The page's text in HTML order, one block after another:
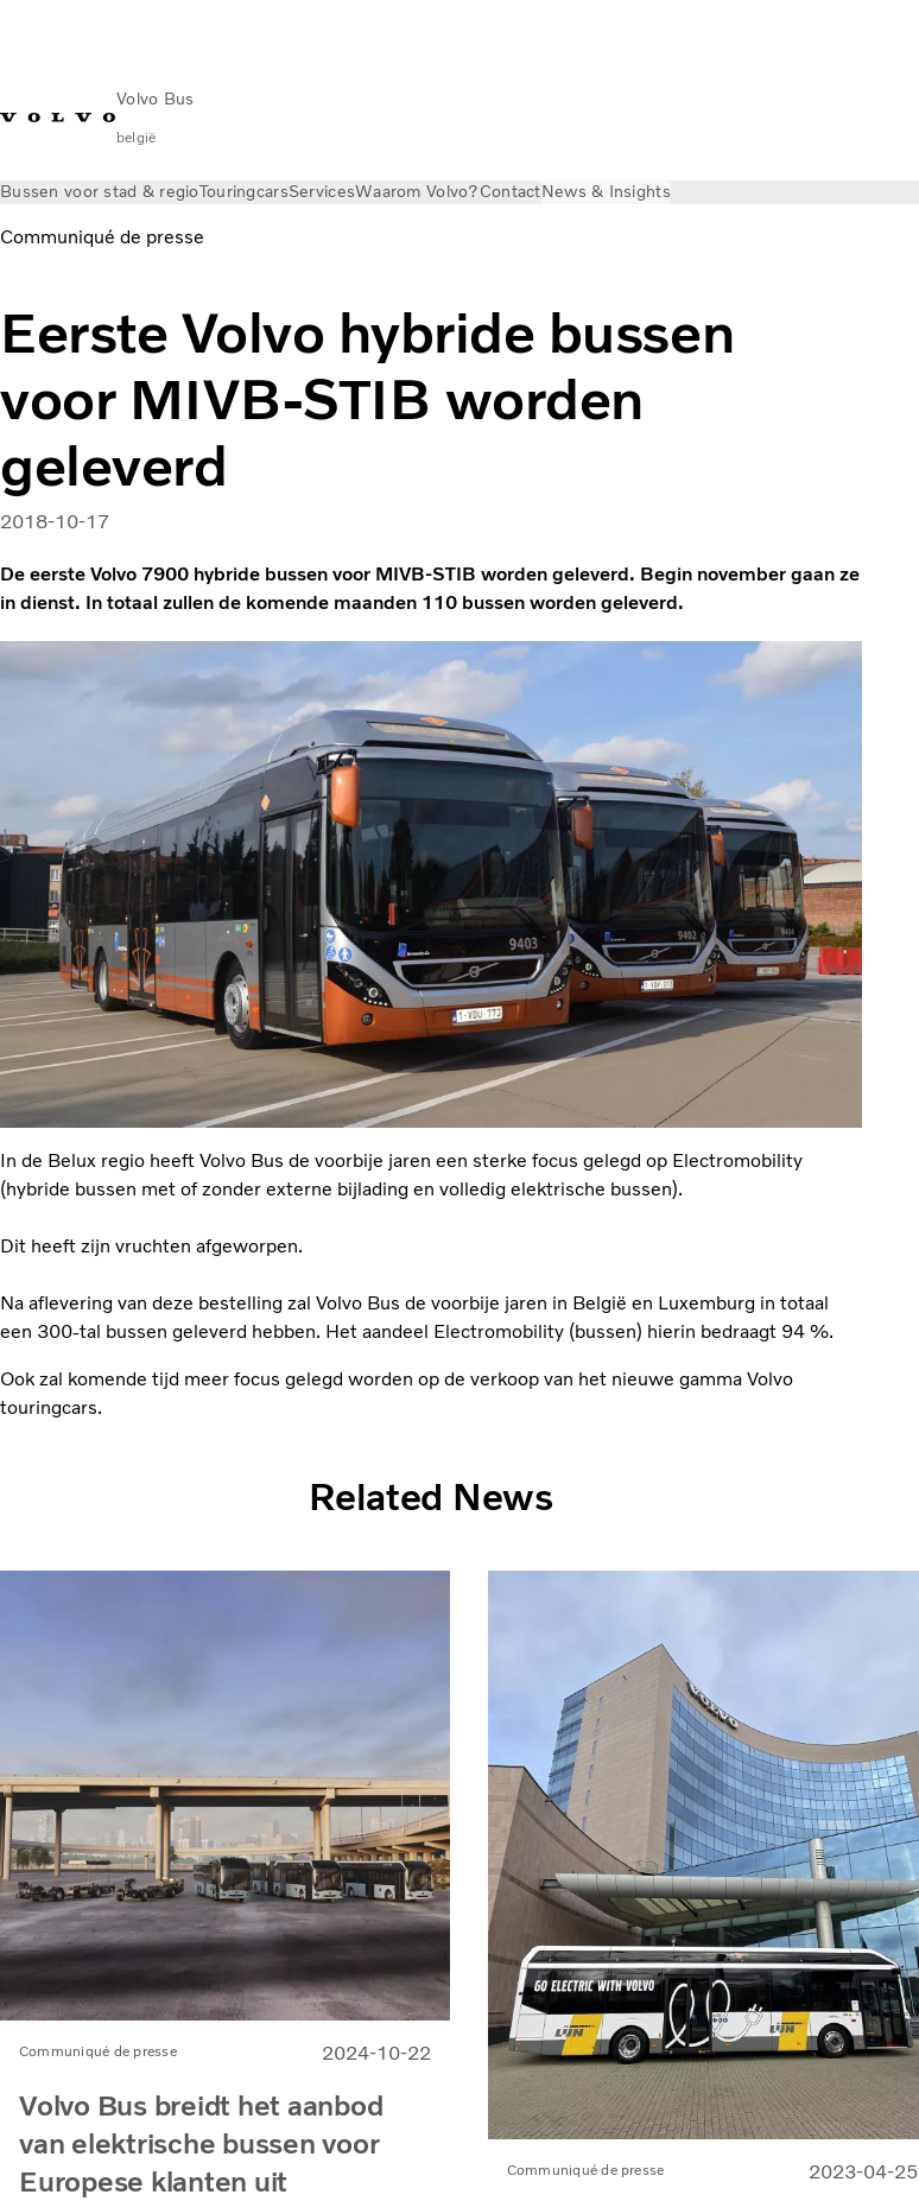
Volvo Bus
belgië
Bussen voor stad & regioTouringcarsServicesWaarom Volvo?ContactNews & Insights
Communiqué de presse
Eerste Volvo hybride bussen
voor MIVB-STIB worden
geleverd
2018-10-17
De eerste Volvo 7900 hybride bussen voor MIVB-STIB worden geleverd. Begin november gaan ze
in dienst. In totaal zullen de komende maanden 110 bussen worden geleverd.
In de Belux regio heeft Volvo Bus de voorbije jaren een sterke focus gelegd op Electromobility
(hybride bussen met of zonder externe bijlading en volledig elektrische bussen).
Dit heeft zijn vruchten afgeworpen.
Na aflevering van deze bestelling zal Volvo Bus de voorbije jaren in België en Luxemburg in totaal
een 300-tal bussen geleverd hebben. Het aandeel Electromobility (bussen) hierin bedraagt 94 %.
Ook zal komende tijd meer focus gelegd worden op de verkoop van het nieuwe gamma Volvo
touringcars.
Related News
Communiqué de presse 2024-10-22
Volvo Bus breidt het aanbod
van elektrische bussen voor
Europese klanten uit
Communiqué de presse 2023-04-25